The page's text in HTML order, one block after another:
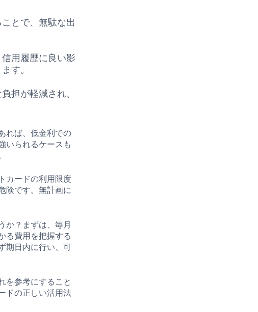
とで、無駄な出
用履歴に良い影
す。
担が軽減され、
れば、低金利での
いられるケースも
カードの利用限度
険です。無計画に
か？まずは、毎月
る費用を把握する
期日内に行い、可
を参考にすること
ドの正しい活用法